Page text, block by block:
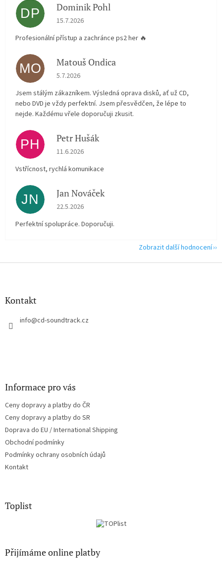
DP Dominik Pohl
Hodnocení obchodu je 5 z 5 hvězdiček.
15.7.2026
Profesionální přístup a zachránce ps2 her 🔥
MO Matouš Ondica
Hodnocení obchodu je 5 z 5 hvězdiček.
5.7.2026
Jsem stálým zákazníkem. Výsledná oprava disků, ať už CD,
nebo DVD je vždy perfektní. Jsem přesvědčen, že lépe to
nejde. Každému vřele doporučuji zkusit.
PH Petr Hušák
Hodnocení obchodu je 5 z 5 hvězdiček.
11.6.2026
Vstřícnost, rychlá komunikace
JN Jan Nováček
Hodnocení obchodu je 5 z 5 hvězdiček.
22.5.2026
Perfektní spolupráce. Doporučuji.
Zobrazit další hodnocení
Z
Kontakt
info@cd-soundtrack.cz
Informace pro vás
Ceny dopravy a platby do ČR
Ceny dopravy a platby do SR
Doprava do EU / International Shipping
Obchodní podmínky
Podmínky ochrany osobních údajů
Kontakt
Toplist
Přijímáme online platby